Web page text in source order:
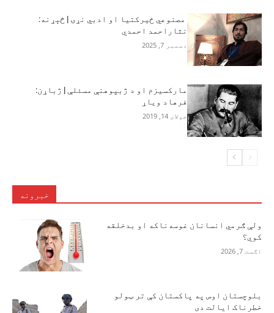
مصنوعي ځیرکتیا او ادبي نړۍ | څېړنه:
نثاراحمد احمدي
دسمبر 7, 2025
مارکسیزم او د ژبپوهنې مسئلې | ژباړن:
فرهاد ویاړ
جولای 14, 2019
خبرونه
ولې ګرمي انسانان غوسه‌ناکه او بدخلقه
کوي؟
اګست 7, 2026
بلوچستان اوس په پاکستان کې تر ټولو
خطرناک ایالت دی